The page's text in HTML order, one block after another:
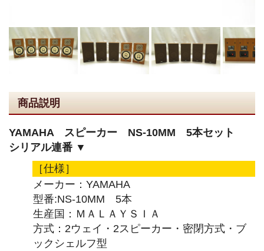
商品説明
YAMAHA スピーカー NS-10MM 5本セット
シリアル連番 ▼
［仕様］
メーカー：YAMAHA
型番:NS-10MM 5本
生産国：ＭＡＬＡＹＳＩＡ
方式：2ウェイ・2スピーカー・密閉方式・ブ
ックシェルフ型